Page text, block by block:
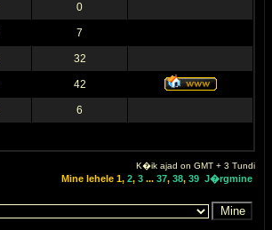
0
7
32
42
6
K�ik ajad on GMT + 3 Tundi
Mine lehele 1, 2, 3 ... 37, 38, 39 J�rgmine